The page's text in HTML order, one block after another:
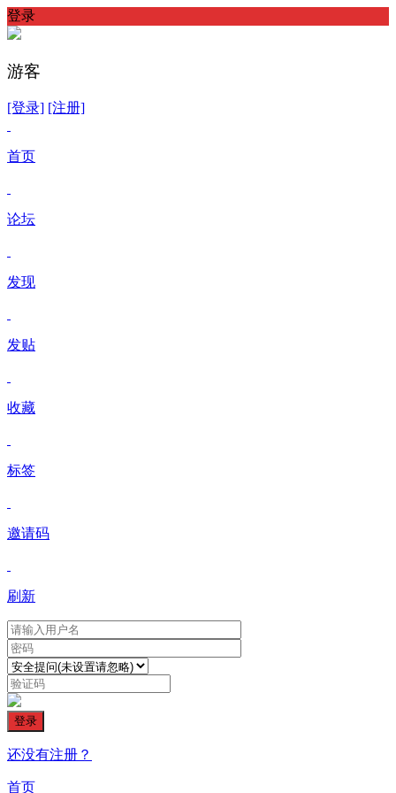
登录
游客
[登录] [注册]
首页
论坛
发现
发贴
收藏
标签
邀请码
刷新
登录
还没有注册？
首页